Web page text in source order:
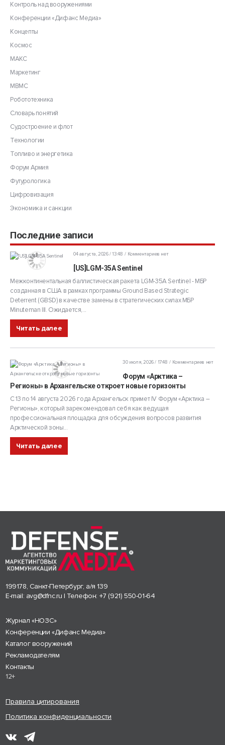
Контроль над вооружениями
Конференции «Дифанс Медиа»
Концепты
Космос
МАКС
Маркетинг
МВМС
Робототехника
Словарь понятий
Судостроение и флот
Технологии
Топливо и энергетика
Форум Армия
Футурологика
Цифровизация
Экономика и санкции
Последние записи
04 августа, 2026 / 13:48 Комментариев нет
[US]LGM-35A Sentinel
Межконтинентальная баллистическая ракета LGM-35A Sentinel - МБР
созданная в США в рамках программы Ground Based Strategic
Deterrent (GBSD) в качестве замены в стратегических силах МБР
Minuteman III. Ожидается,...
Читать далее
30 июля, 2026 / 17:48 Комментариев нет
Форум «Арктика –
Регионы» в Архангельске откроет новые горизонты
С 13 по 14 августа 2026 года Архангельск примет IV Форум «Арктика –
Регионы», который зарекомендовал себя как ведущая
профессиональная площадка для обсуждения вопросов развития
Арктической зоны...
Читать далее
199178, Санкт-Петербург, а/я 139
E-mail: avg@dfnc.ru | Телефон: +7 (921) 550-01-64
Журнал «НОЗС»
Конференции «Дифанс Медиа»
Каталог вооружений
Рекламодателям
Контакты
12+
Правила цитирования
Политика конфиденциальности